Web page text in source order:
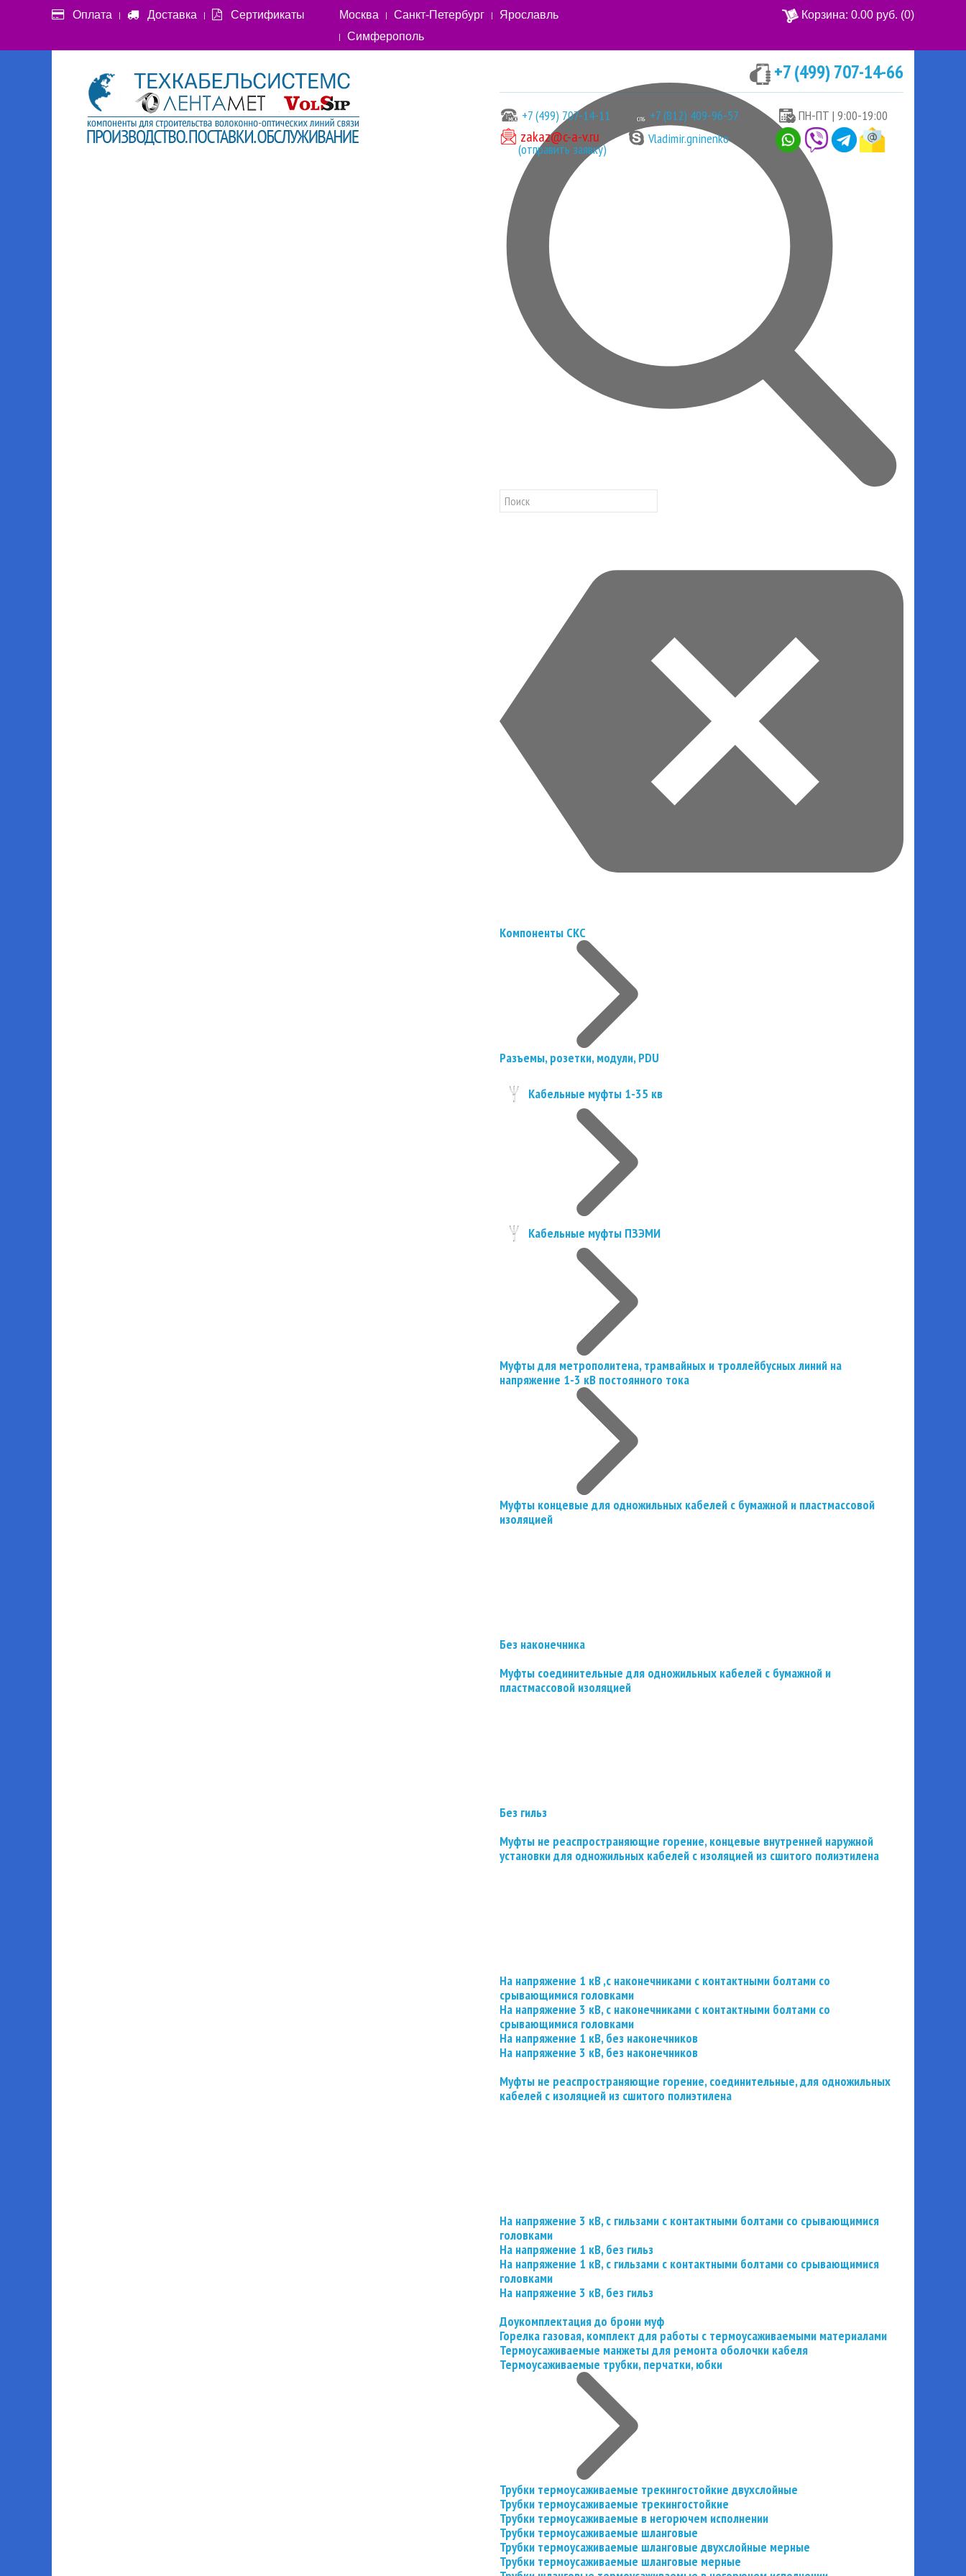
Оплата Доставка Сертификаты Москва Санкт-Петербург
Ярославль
Симферополь
Корзина: 0.00 руб. (0)
+7 (499) 707-14-66
+7 (499) 707-14-11 +7 (812) 409-96-57 ПН-ПТ | 9:00-19:00
zakaz@c-a-v.ru
(отправить заявку)
Vladimir.gninenko
Компоненты СКС
Разъемы, розетки, модули, PDU
Кабельные муфты 1-35 кв
Кабельные муфты ПЗЭМИ
Муфты для метрополитена, трамвайных и троллейбусных линий на
напряжение 1-3 кВ постоянного тока
Муфты концевые для одножильных кабелей с бумажной и пластмассовой
изоляцией
Без наконечника
Муфты соединительные для одножильных кабелей с бумажной и
пластмассовой изоляцией
Без гильз
Муфты не реаспространяющие горение, концевые внутренней наружной
установки для одножильных кабелей с изоляцией из сшитого полиэтилена
На напряжение 1 кВ ,с наконечниками с контактными болтами со
срывающимися головками
На напряжение 3 кВ, с наконечниками с контактными болтами со
срывающимися головками
На напряжение 1 кВ, без наконечников
На напряжение 3 кВ, без наконечников
Муфты не реаспространяющие горение, соединительные, для одножильных
кабелей с изоляцией из сшитого полиэтилена
На напряжение 3 кВ, с гильзами с контактными болтами со срывающимися
головками
На напряжение 1 кВ, без гильз
На напряжение 1 кВ, с гильзами с контактными болтами со срывающимися
головками
На напряжение 3 кВ, без гильз
Доукомплектация до брони муф
Горелка газовая, комплект для работы с термоусаживаемыми материалами
Термоусаживаемые манжеты для ремонта оболочки кабеля
Термоусаживаемые трубки, перчатки, юбки
Трубки термоусаживаемые трекингостойкие двухслойные
Трубки термоусаживаемые трекингостойкие
Трубки термоусаживаемые в негорючем исполнении
Трубки термоусаживаемые шланговые
Трубки термоусаживаемые шланговые двухслойные мерные
Трубки термоусаживаемые шланговые мерные